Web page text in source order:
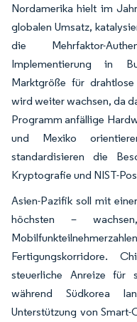
Nordamerika hielt im
globalen Umsatz,
die Mehrfaktor-
Implementierung in
Marktgröße für
wird weiter wachsen, da
Programm anfällige
und Mexiko
standardisieren die
Kryptografie und NIST-
Asien-Pazifik soll mit
höchsten –
Fertigungskorridore.
steuerliche Anreize für
während Südkorea
Unterstützung von